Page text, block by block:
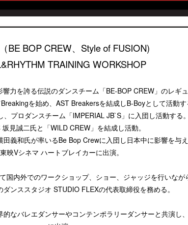
（BE BOP CREW、Style of FUSION)
TRAINING WORKSHOP
力を誇る伝説のダンスチーム「BE-BOP CREW」のレギュ
を始め、AST Breakersを結成しB-Boyとして活動す
プロダンスチーム「IMPERIAL JB`S」に入団し活動する。
見誠二氏と「WILD CREW」を結成し活動。
義和氏が率いるBe Bop Crewに入団し日本中に影響を与え
東映Vシネマ ハートブレイカーに出演。
国内外でのワークショップ、ショー、ジャッジを行いなが
ンススタジオ STUDIO FLEXの代表取締役を務める。
なバレエダンサーやコンテンポラリーダンサーと共演し